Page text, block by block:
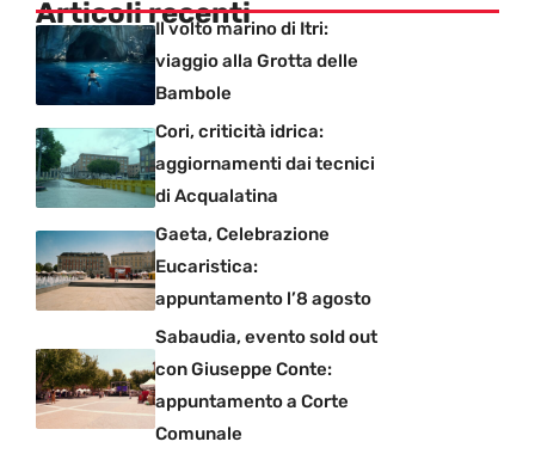
Articoli recenti
Il volto marino di Itri:
viaggio alla Grotta delle
Bambole
Cori, criticità idrica:
aggiornamenti dai tecnici
di Acqualatina
Gaeta, Celebrazione
Eucaristica:
appuntamento l’8 agosto
Sabaudia, evento sold out
con Giuseppe Conte:
appuntamento a Corte
Comunale